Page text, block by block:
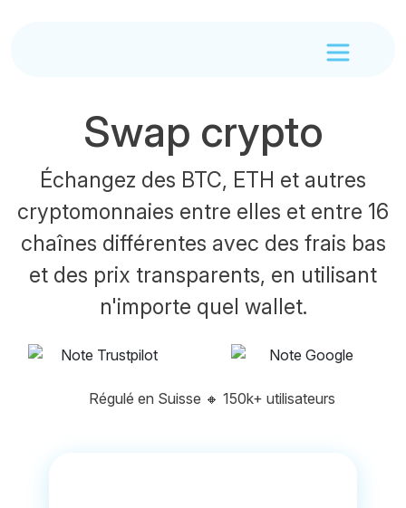
Swap crypto
Échangez des BTC, ETH et autres
cryptomonnaies entre elles et entre 16
chaînes différentes avec des frais bas
et des prix transparents, en utilisant
n'importe quel wallet.
Régulé en Suisse 🔸 150k+ utilisateurs